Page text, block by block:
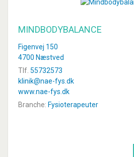
MINDBODYBALANCE
Figenvej 150
4700 Næstved
Tlf. 55732573
klinik@nae-fys.dk
www.nae-fys.dk
Branche: Fysioterapeuter